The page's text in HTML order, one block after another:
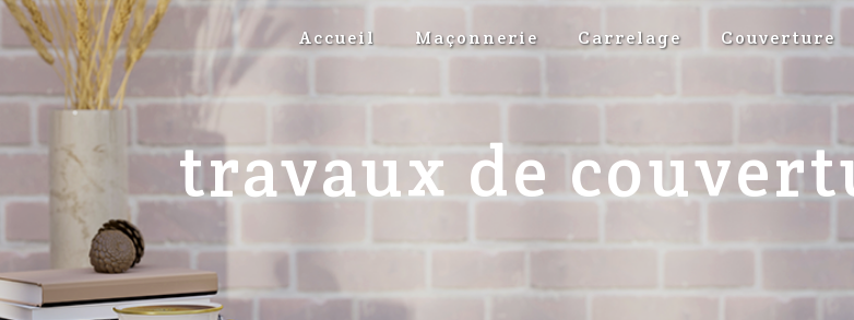
Accueil Maçonnerie Carrelage Couverture
travaux de
Panneau de gestion des cookies